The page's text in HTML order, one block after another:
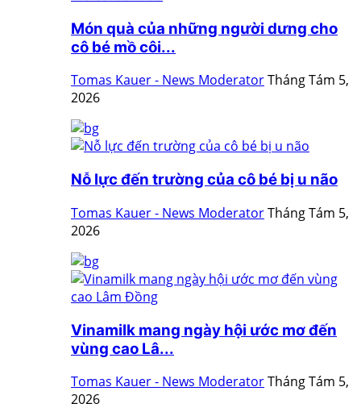
Món quà của những người dưng cho
cô bé mồ côi...
Tomas Kauer - News ModeratorTháng Tám 5,
2026
Nỗ lực đến trường của cô bé bị u não
Tomas Kauer - News ModeratorTháng Tám 5,
2026
Vinamilk mang ngày hội ước mơ đến
vùng cao Lâ...
Tomas Kauer - News ModeratorTháng Tám 5,
2026